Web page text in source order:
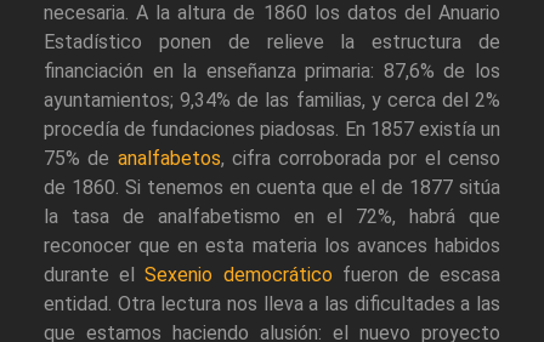
necesaria. A la altura de 1860 los datos del Anuario
Estadístico ponen de relieve la estructura de
financiación en la enseñanza primaria: 87,6% de los
ayuntamientos; 9,34% de las familias, y cerca del 2%
procedía de fundaciones piadosas. En 1857 existía un
75% de analfabetos, cifra corroborada por el censo
de 1860. Si tenemos en cuenta que el de 1877 sitúa
la tasa de analfabetismo en el 72%, habrá que
reconocer que en esta materia los avances habidos
durante elSexenio democrático fueron de escasa
entidad. Otra lectura nos lleva a las dificultades a las
que estamos haciendo alusión: el nuevo proyecto